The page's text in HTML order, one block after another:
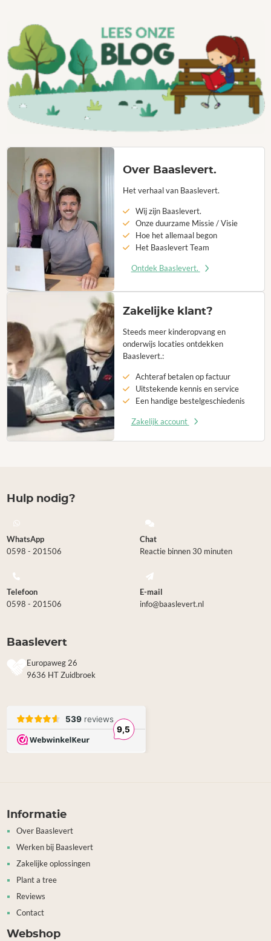
Over Baaslevert.
Het verhaal van Baaslevert.
Wij zijn Baaslevert.
Onze duurzame Missie / Visie
Hoe het allemaal begon
Het Baaslevert Team
Ontdek Baaslevert.
Zakelijke klant?
Steeds meer kinderopvang en
onderwijs locaties ontdekken
Baaslevert.:
Achteraf betalen op factuur
Uitstekende kennis en service
Een handige bestelgeschiedenis
Zakelijk account
Hulp nodig?
WhatsApp
0598 - 201506
Chat
Reactie binnen 30 minuten
Telefoon
0598 - 201506
E-mail
info@baaslevert.nl
Baaslevert
Europaweg 26
9636 HT Zuidbroek
Informatie
Over Baaslevert
Werken bij Baaslevert
Zakelijke oplossingen
Plant a tree
Reviews
Contact
Webshop